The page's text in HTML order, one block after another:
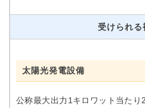
受けられる
太陽光発電設備
公称最大出力1キロワット当た